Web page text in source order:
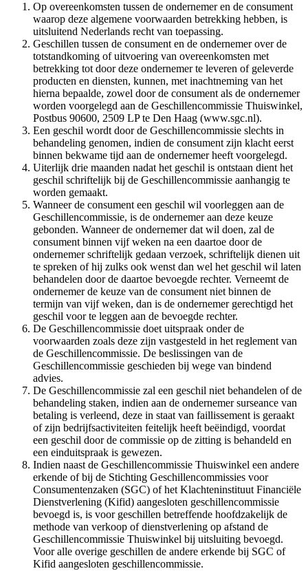
Op overeenkomsten tussen de ondernemer en de consument
waarop deze algemene voorwaarden betrekking hebben, is
uitsluitend Nederlands recht van toepassing.
Geschillen tussen de consument en de ondernemer over de
totstandkoming of uitvoering van overeenkomsten met
betrekking tot door deze ondernemer te leveren of geleverde
producten en diensten, kunnen, met inachtneming van het
hierna bepaalde, zowel door de consument als de ondernemer
worden voorgelegd aan de Geschillencommissie Thuiswinkel,
Postbus 90600, 2509 LP te Den Haag (www.sgc.nl).
Een geschil wordt door de Geschillencommissie slechts in
behandeling genomen, indien de consument zijn klacht eerst
binnen bekwame tijd aan de ondernemer heeft voorgelegd.
Uiterlijk drie maanden nadat het geschil is ontstaan dient het
geschil schriftelijk bij de Geschillencommissie aanhangig te
worden gemaakt.
Wanneer de consument een geschil wil voorleggen aan de
Geschillencommissie, is de ondernemer aan deze keuze
gebonden. Wanneer de ondernemer dat wil doen, zal de
consument binnen vijf weken na een daartoe door de
ondernemer schriftelijk gedaan verzoek, schriftelijk dienen uit
te spreken of hij zulks ook wenst dan wel het geschil wil laten
behandelen door de daartoe bevoegde rechter. Verneemt de
ondernemer de keuze van de consument niet binnen de
termijn van vijf weken, dan is de ondernemer gerechtigd het
geschil voor te leggen aan de bevoegde rechter.
De Geschillencommissie doet uitspraak onder de
voorwaarden zoals deze zijn vastgesteld in het reglement van
de Geschillencommissie. De beslissingen van de
Geschillencommissie geschieden bij wege van bindend
advies.
De Geschillencommissie zal een geschil niet behandelen of de
behandeling staken, indien aan de ondernemer surseance van
betaling is verleend, deze in staat van faillissement is geraakt
of zijn bedrijfsactiviteiten feitelijk heeft beëindigd, voordat
een geschil door de commissie op de zitting is behandeld en
een einduitspraak is gewezen.
Indien naast de Geschillencommissie Thuiswinkel een andere
erkende of bij de Stichting Geschillencommissies voor
Consumentenzaken (SGC) of het Klachteninstituut Financiële
Dienstverlening (Kifid) aangesloten geschillencommissie
bevoegd is, is voor geschillen betreffende hoofdzakelijk de
methode van verkoop of dienstverlening op afstand de
Geschillencommissie Thuiswinkel bij uitsluiting bevoegd.
Voor alle overige geschillen de andere erkende bij SGC of
Kifid aangesloten geschillencommissie.